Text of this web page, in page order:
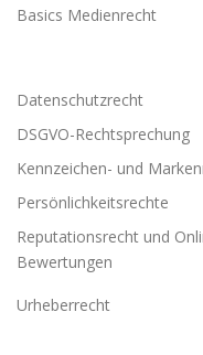
Basics Medienrecht
Datenschutzrecht
DSGVO-Rechtsprechung
Kennzeichen- und
Persönlichkeitsrechte
Reputationsrecht und
Bewertungen
Urheberrecht